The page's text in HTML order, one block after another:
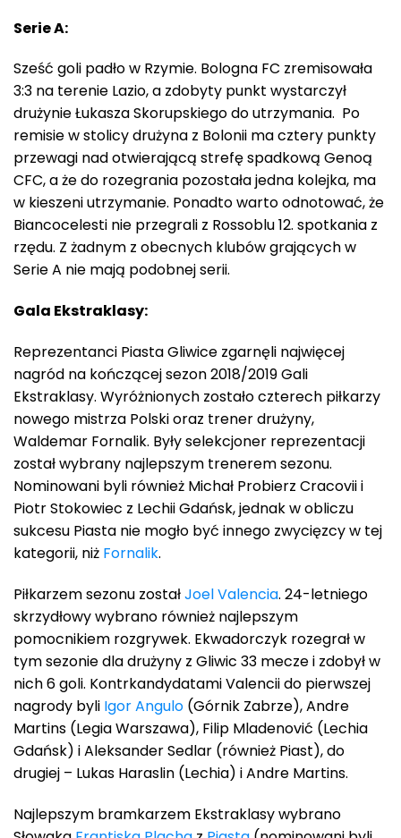
Serie A:
Sześć goli padło w Rzymie. Bologna FC zremisowała
3:3 na terenie Lazio, a zdobyty punkt wystarczył
drużynie Łukasza Skorupskiego do utrzymania. Po
remisie w stolicy drużyna z Bolonii ma cztery punkty
przewagi nad otwierającą strefę spadkową Genoą
CFC, a że do rozegrania pozostała jedna kolejka, ma
w kieszeni utrzymanie. Ponadto warto odnotować, że
Biancocelesti nie przegrali z Rossoblu 12. spotkania z
rzędu. Z żadnym z obecnych klubów grających w
Serie A nie mają podobnej serii.
Gala Ekstraklasy:
Reprezentanci Piasta Gliwice zgarnęli najwięcej
nagród na kończącej sezon 2018/2019 Gali
Ekstraklasy. Wyróżnionych zostało czterech piłkarzy
nowego mistrza Polski oraz trener drużyny,
Waldemar Fornalik. Były selekcjoner reprezentacji
został wybrany najlepszym trenerem sezonu.
Nominowani byli również Michał Probierz Cracovii i
Piotr Stokowiec z Lechii Gdańsk, jednak w obliczu
sukcesu Piasta nie mogło być innego zwycięzcy w tej
kategorii, niż Fornalik.
Piłkarzem sezonu zostałJoel Valencia. 24-letniego
skrzydłowy wybrano również najlepszym
pomocnikiem rozgrywek. Ekwadorczyk rozegrał w
tym sezonie dla drużyny z Gliwic 33 mecze i zdobył w
nich 6 goli. Kontrkandydatami Valencii do pierwszej
nagrody byli Igor Angulo (Górnik Zabrze), Andre
Martins (Legia Warszawa), Filip Mladenović (Lechia
Gdańsk) i Aleksander Sedlar (również Piast), do
drugiej – Lukas Haraslin (Lechia) i Andre Martins.
Najlepszym bramkarzem Ekstraklasy wybrano